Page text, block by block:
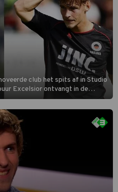
club het spits af in Studio
Excelsior ontvangt in de
De nieuwe
wil aanvallend voetballen.